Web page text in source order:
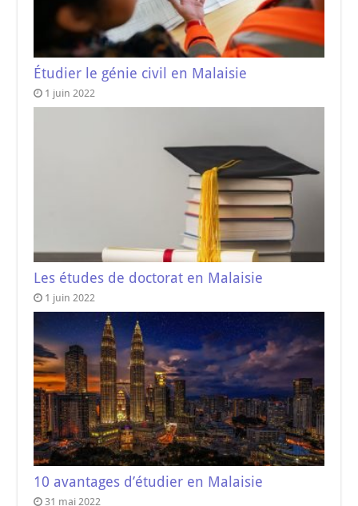
Étudier le génie civil en Malaisie
1 juin 2022
Les études de doctorat en Malaisie
1 juin 2022
10 avantages d’étudier en Malaisie
31 mai 2022